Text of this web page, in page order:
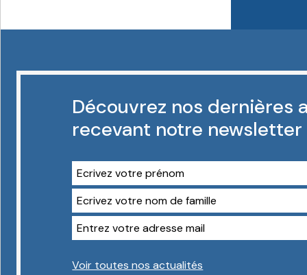
Découvrez nos dernières
recevant notre newsletter
Voir toutes nos actualités